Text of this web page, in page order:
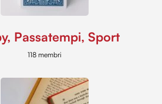
Passatempi, Sport
118 membri